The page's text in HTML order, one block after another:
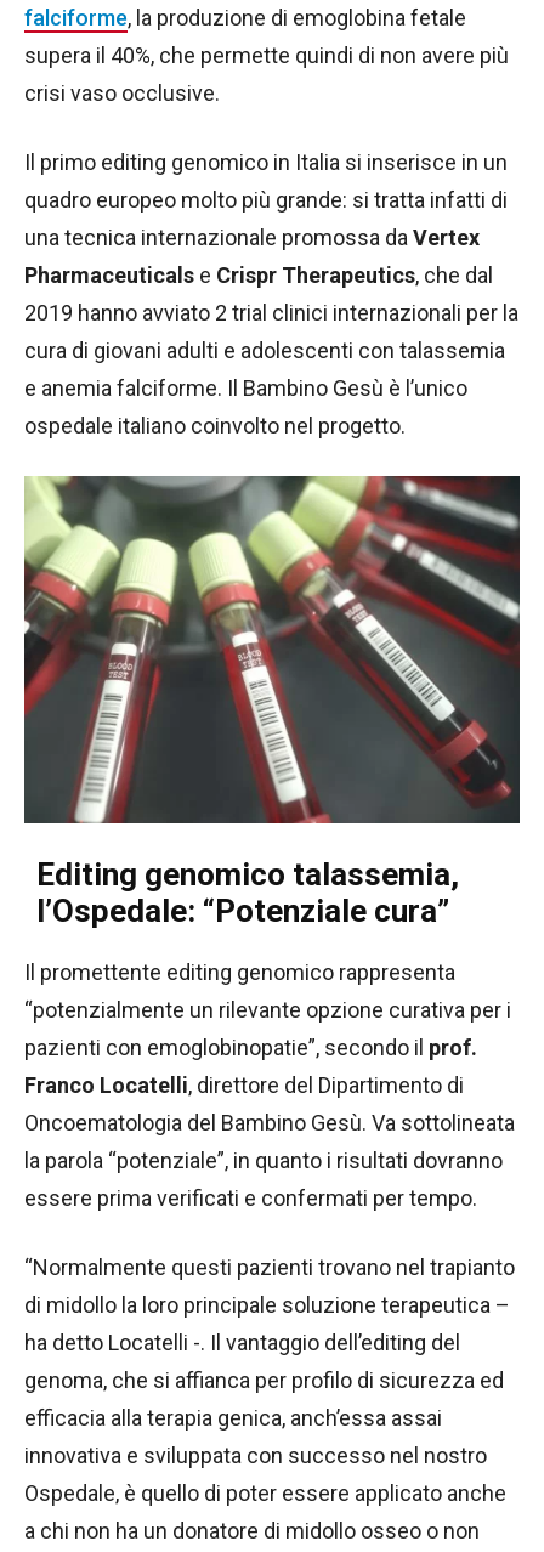
falciforme, la produzione di emoglobina fetale
supera il 40%, che permette quindi di non avere più
crisi vaso occlusive.
Il primo editing genomico in Italia si inserisce in un
quadro europeo molto più grande: si tratta infatti di
una tecnica internazionale promossa daVertex
Pharmaceuticals e Crispr Therapeutics, che dal
2019 hanno avviato 2 trial clinici internazionali per la
cura di giovani adulti e adolescenti con talassemia
e anemia falciforme. Il Bambino Gesù è l’unico
ospedale italiano coinvolto nel progetto.
Editing genomico talassemia,
l’Ospedale: “Potenziale cura”
Il promettente editing genomico rappresenta
“potenzialmente un rilevante opzione curativa per i
pazienti con emoglobinopatie”, secondo il prof.
Franco Locatelli, direttore del Dipartimento di
Oncoematologia del Bambino Gesù. Va sottolineata
la parola “potenziale”, in quanto i risultati dovranno
essere prima verificati e confermati per tempo.
“Normalmente questi pazienti trovano nel trapianto
di midollo la loro principale soluzione terapeutica –
ha detto Locatelli -. Il vantaggio dell’editing del
genoma, che si affianca per profilo di sicurezza ed
efficacia alla terapia genica, anch’essa assai
innovativa e sviluppata con successo nel nostro
Ospedale, è quello di poter essere applicato anche
a chi non ha un donatore di midollo osseo o non